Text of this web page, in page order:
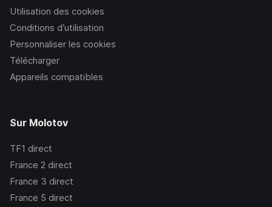
Utilisation des cookies
Conditions d’utilisation
Personnaliser les cookies
Télécharger
Appareils compatibles
Sur Molotov
TF1 direct
France 2 direct
France 3 direct
France 5 direct